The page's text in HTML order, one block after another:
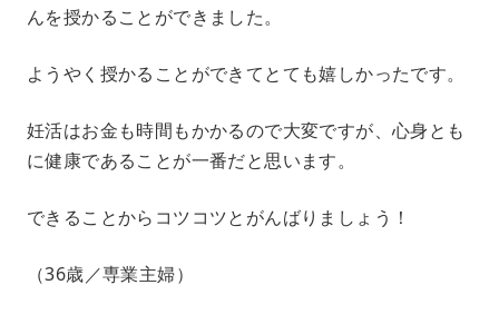
んを授かることができました。
ようやく授かることができてとても嬉しかったです。
妊活はお金も時間もかかるので大変ですが、心身とも
に健康であることが一番だと思います。
できることからコツコツとがんばりましょう！
（36歳／専業主婦）